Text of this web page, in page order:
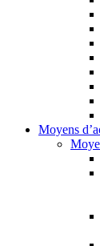
Moyens